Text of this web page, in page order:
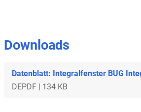
Downloads
Datenblatt: Integralfenster BUG
DEPDF | 134 KB